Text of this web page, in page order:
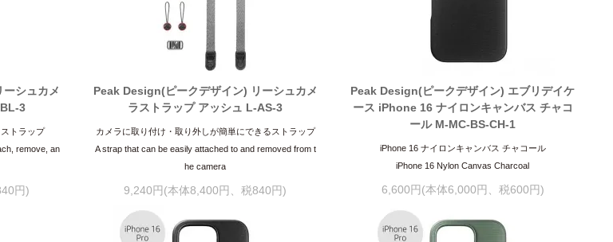
シュカメ
3
トラップ
remove, an
円)
Peak Design(ピークデザイン) リーシュカメ
ラストラップ アッシュ L-AS-3
カメラに取り付け・取り外しが簡単にできるストラップ
A strap that can be easily attached to and removed from t
he camera
9,240円(本体8,400円、税840円)
Peak Design(ピークデザイン) エブリデイケ
ース iPhone 16 ナイロンキャンバス チャコ
ール M-MC-BS-CH-1
iPhone 16 ナイロンキャンバス チャコール
iPhone 16 Nylon Canvas Charcoal
6,600円(本体6,000円、税600円)